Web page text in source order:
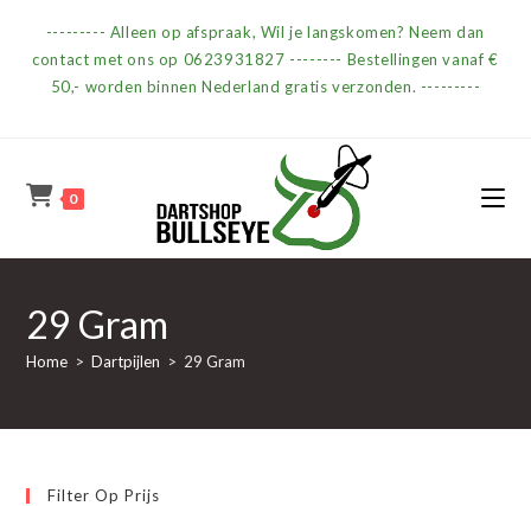
--------- Alleen op afspraak, Wil je langskomen? Neem dan
contact met ons op 0623931827 -------- Bestellingen vanaf €
50,- worden binnen Nederland gratis verzonden. ---------
0
29 Gram
Home > Dartpijlen > 29 Gram
Filter Op Prijs